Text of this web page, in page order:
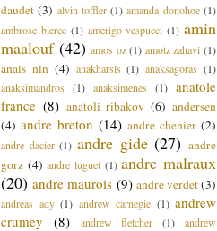
daudet (3) alvin toffler (1) amanda donohoe (1)
ambrose bierce (1) amerigo vespucci (1) amin
maalouf (42) amos oz (1) amotz zahavi (1)
anais nin (4) anakharsis (1) anaksagoras (1)
anaksimandros
(1) anaksimenes (1) anatole
france (8) anatoli ribakov (6) andersen
(4) andre breton (14) andre chenier (2)
andre dacier (1) andre gide (27) andre
gorz (4) andre luguet (1) andre malraux
(20) andre maurois (9) andre verdet(3)
andreas ady (1) andrew carnegie (1) andrew
crumey
(8) andrew fletcher (1)
andrew